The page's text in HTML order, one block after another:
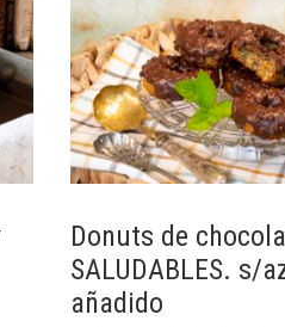
Donuts de
SALUDABLES. s/
añadido